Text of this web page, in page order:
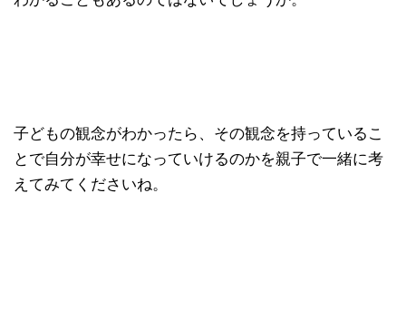
子どもの観念がわかったら、その観念を持っているこ
とで自分が幸せになっていけるのかを親子で一緒に考
えてみてくださいね。